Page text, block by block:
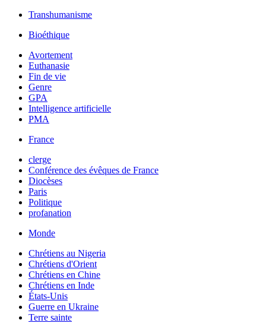
Transhumanisme
Bioéthique
Avortement
Euthanasie
Fin de vie
Genre
GPA
Intelligence artificielle
PMA
France
clerge
Conférence des évêques de France
Diocèses
Paris
Politique
profanation
Monde
Chrétiens au Nigeria
Chrétiens d'Orient
Chrétiens en Chine
Chrétiens en Inde
États-Unis
Guerre en Ukraine
Terre sainte